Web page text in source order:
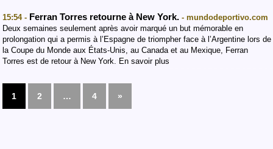
15:54 - Ferran Torres retourne à New York. - mundodeportivo.com
Deux semaines seulement après avoir marqué un but mémorable en
prolongation qui a permis à l’Espagne de triompher face à l’Argentine lors de
la Coupe du Monde aux États-Unis, au Canada et au Mexique, Ferran
Torres est de retour à New York. En savoir plus
1 2 … 4 »